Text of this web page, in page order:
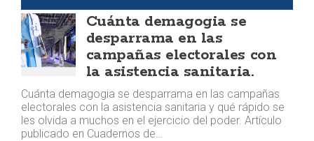
Cuánta demagogia se
desparrama en las
campañas electorales con
la asistencia sanitaria.
Cuánta demagogia se desparrama en las campañas
electorales con la asistencia sanitaria y qué rápido se
les olvida a muchos en el ejercicio del poder. Artículo
publicado en Cuadernos de…